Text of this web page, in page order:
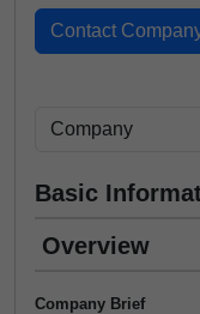
Basic
Overview
Company Brief